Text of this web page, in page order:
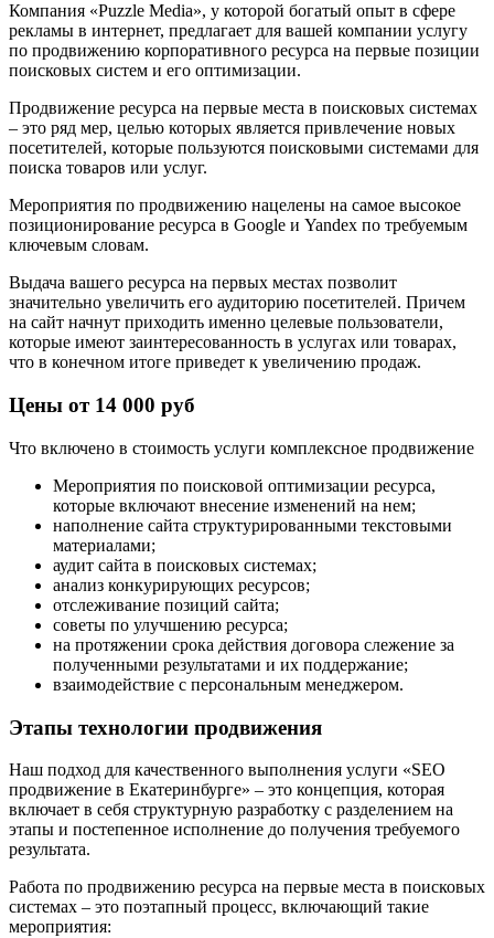
Компания «Puzzle Media», у которой богатый опыт в сфере
рекламы в интернет, предлагает для вашей компании услугу
по продвижению корпоративного ресурса на первые позиции
поисковых систем и его оптимизации.
Продвижение ресурса на первые места в поисковых системах
– это ряд мер, целью которых является привлечение новых
посетителей, которые пользуются поисковыми системами для
поиска товаров или услуг.
Мероприятия по продвижению нацелены на самое высокое
позиционирование ресурса в Google и Yandex по требуемым
ключевым словам.
Выдача вашего ресурса на первых местах позволит
значительно увеличить его аудиторию посетителей. Причем
на сайт начнут приходить именно целевые пользователи,
которые имеют заинтересованность в услугах или товарах,
что в конечном итоге приведет к увеличению продаж.
Цены от 14 000 руб
Что включено в стоимость услуги комплексное продвижение
Мероприятия по поисковой оптимизации ресурса,
которые включают внесение изменений на нем;
наполнение сайта структурированными текстовыми
материалами;
аудит сайта в поисковых системах;
анализ конкурирующих ресурсов;
отслеживание позиций сайта;
советы по улучшению ресурса;
на протяжении срока действия договора слежение за
полученными результатами и их поддержание;
взаимодействие с персональным менеджером.
Этапы технологии продвижения
Наш подход для качественного выполнения услуги «SEO
продвижение в Екатеринбурге» – это концепция, которая
включает в себя структурную разработку с разделением на
этапы и постепенное исполнение до получения требуемого
результата.
Работа по продвижению ресурса на первые места в поисковых
системах – это поэтапный процесс, включающий такие
мероприятия: